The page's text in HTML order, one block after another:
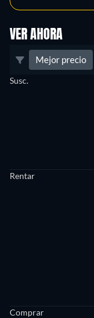
VER AHORA
Mejor precio
Susc.
Rentar
Comprar